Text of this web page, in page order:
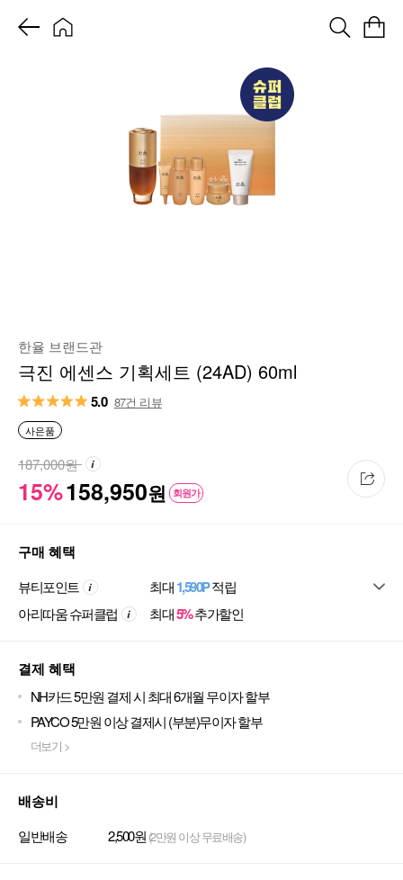
한율 브랜드관
극진 에센스 기획세트 (24AD) 60ml
5.0 87건 리뷰
사은품
15%158,950원 회원가
187,000원
구매 혜택
뷰티포인트 최대1,590P적립
아리따움 슈퍼클럽
최대5%추가할인
결제 혜택
NH카드 5만원 결제 시 최대 6개월 무이자 할부
PAYCO 5만원 이상 결제시 (부분)무이자 할부
더보기 >
배송비
일반배송 2,500원 (2만원 이상 무료배송)